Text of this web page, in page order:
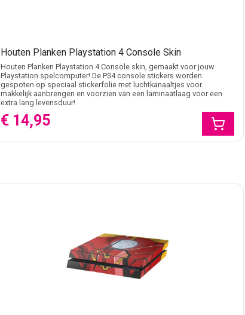
Houten Planken Playstation 4 Console Skin
Houten Planken Playstation 4 Console skin, gemaakt voor jouw
Playstation spelcomputer! De PS4 console stickers worden
gespoten op speciaal stickerfolie met luchtkanaaltjes voor
makkelijk aanbrengen en voorzien van een laminaatlaag voor een
extra lang levensduur!
€ 14,95